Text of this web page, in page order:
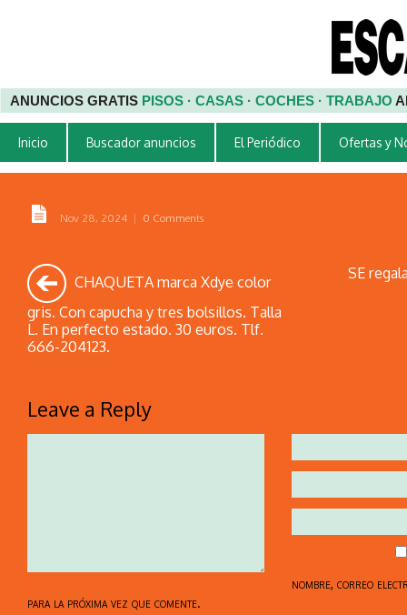
ANUNCIOS GRATIS PISOS · CASAS · COCHES · TRABAJO
Inicio Buscador anuncios El Periódico Ofertas y
Nov 28, 2024 | 0 Comments
CHAQUETA marca Xdye color
gris. Con capucha y tres bolsillos. Talla
L. En perfecto estado. 30 euros. Tlf.
666-204123.
SE
Leave a Reply
nombre, correo
para la próxima vez que comente.